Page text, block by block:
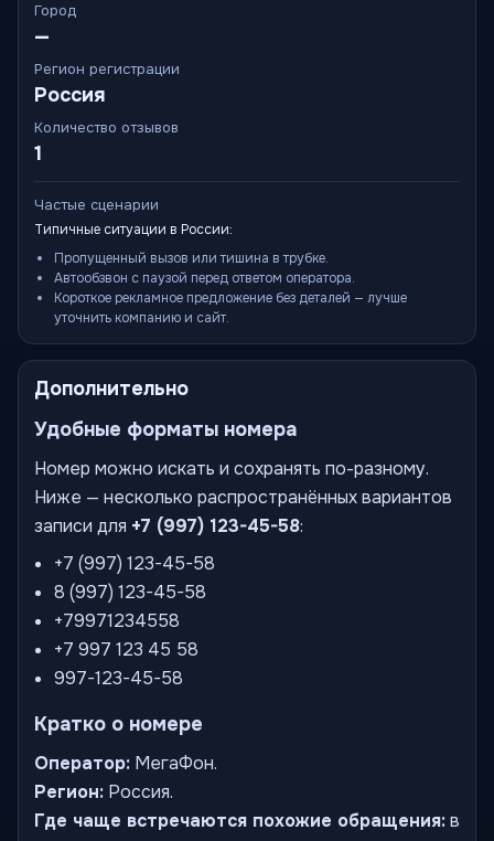
Город
—
Регион регистрации
Россия
Количество отзывов
1
Частые сценарии
Типичные ситуации в России:
Пропущенный вызов или тишина в трубке.
Автообзвон с паузой перед ответом оператора.
Короткое рекламное предложение без деталей — лучше
уточнить компанию и сайт.
Дополнительно
Удобные форматы номера
Номер можно искать и сохранять по-разному.
Ниже — несколько распространённых вариантов
записи для +7 (997) 123-45-58:
+7 (997) 123-45-58
8 (997) 123-45-58
+79971234558
+7 997 123 45 58
997-123-45-58
Кратко о номере
Оператор: МегаФон.
Регион: Россия.
Где чаще встречаются похожие обращения:в